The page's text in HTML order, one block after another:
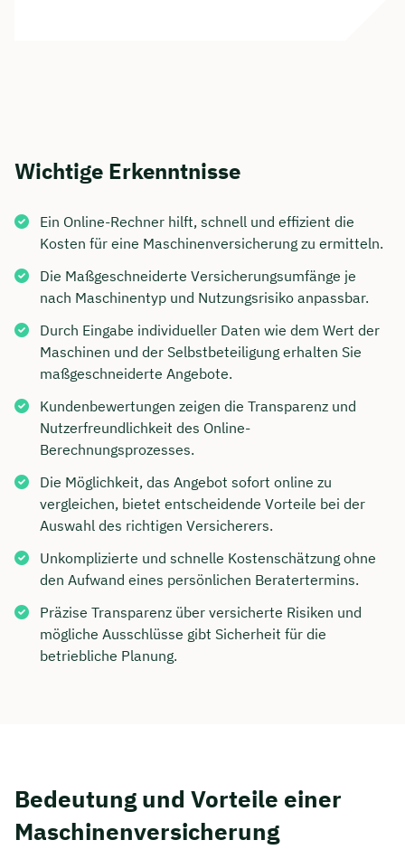
Wichtige Erkenntnisse
Ein Online-Rechner hilft, schnell und effizient die
Kosten für eine Maschinenversicherung zu ermitteln.
Die Maßgeschneiderte Versicherungsumfänge je
nach Maschinentyp und Nutzungsrisiko anpassbar.
Durch Eingabe individueller Daten wie dem Wert der
Maschinen und der Selbstbeteiligung erhalten Sie
maßgeschneiderte Angebote.
Kundenbewertungen zeigen die Transparenz und
Nutzerfreundlichkeit des Online-
Berechnungsprozesses.
Die Möglichkeit, das Angebot sofort online zu
vergleichen, bietet entscheidende Vorteile bei der
Auswahl des richtigen Versicherers.
Unkomplizierte und schnelle Kostenschätzung ohne
den Aufwand eines persönlichen Beratertermins.
Präzise Transparenz über versicherte Risiken und
mögliche Ausschlüsse gibt Sicherheit für die
betriebliche Planung.
Bedeutung und Vorteile einer
Maschinenversicherung